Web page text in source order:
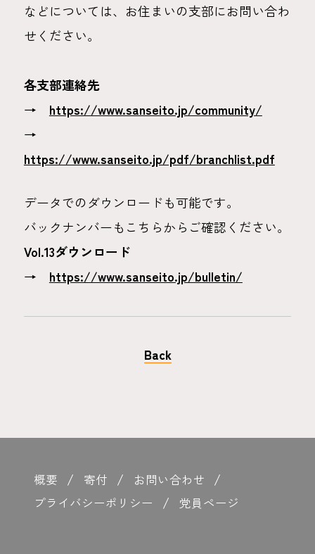
などについては、お住まいの支部にお問い合わ
せください。
各支部連絡先
→ https://www.sanseito.jp/community/
→
https://www.sanseito.jp/pdf/branchlist.pdf
データでのダウンロードも可能です。
バックナンバーもこちらからご確認ください。
Vol.13ダウンロード
→ https://www.sanseito.jp/bulletin/
Back
概要 寄付
お問い合わせ
プライバシーポリシー
党員ページ